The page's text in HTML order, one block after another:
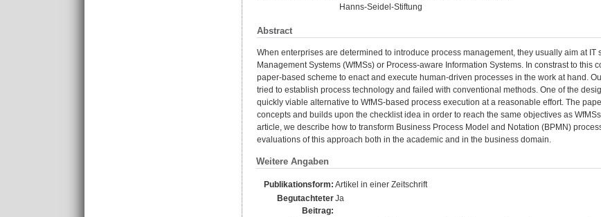
Hanns-Seidel-Stiftung
Abstract
When enterprises are determined to introduce process management, they usually aim at
Management Systems (WfMSs) or Process-aware Information Systems. In constrast to
paper-based scheme to enact and execute human-driven processes in the work at hand.
tried to establish process technology and failed with conventional methods. One of the
quickly viable alternative to WfMS-based process execution at a reasonable effort. The
concepts and builds upon the checklist idea in order to reach the same objectives as
article, we describe how to transform Business Process Model and Notation (BPMN)
evaluations of this approach both in the academic and in the business domain.
Weitere Angaben
Publikationsform: Artikel in einer Zeitschrift
Begutachteter
Beitrag:
Ja